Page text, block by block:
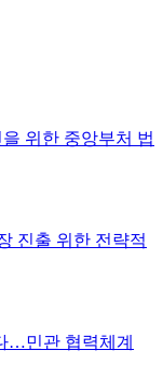
위한 중앙부처 법
진출 위한 전략적
…민관 협력체계